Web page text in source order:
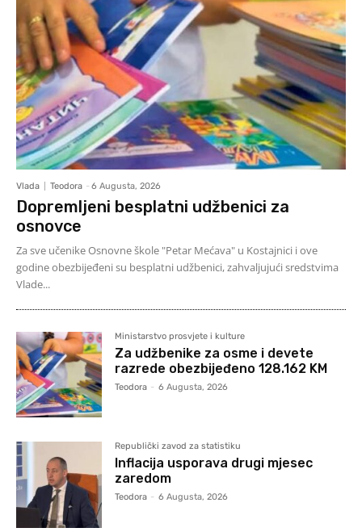
Vlada Teodora - 6 Augusta, 2026
Dopremljeni besplatni udžbenici za
osnovce
Za sve učenike Osnovne škole "Petar Mećava" u Kostajnici i ove
godine obezbijeđeni su besplatni udžbenici, zahvaljujući sredstvima
Vlade...
Ministarstvo prosvjete i kulture
Za udžbenike za osme i devete
razrede obezbijeđeno 128.162 KM
Teodora - 6 Augusta, 2026
Republički zavod za statistiku
Inflacija usporava drugi mjesec
zaredom
Teodora - 6 Augusta, 2026